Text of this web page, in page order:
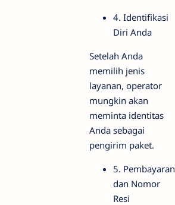
4. Identifikasi
Diri Anda
Setelah Anda
memilih jenis
layanan, operator
mungkin akan
meminta identitas
Anda sebagai
pengirim paket.
5. Pembayaran
dan Nomor
Resi